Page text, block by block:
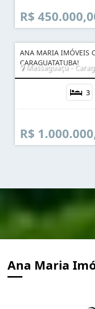
R$
ANA MARIA IMÓVEIS
CARAGUATATUBA!
Massaguaçú -
3
R$
Ana Maria